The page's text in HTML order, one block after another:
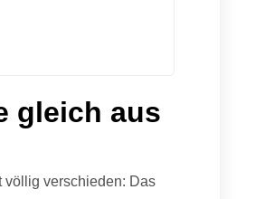
gleich aus
völlig verschieden: Das